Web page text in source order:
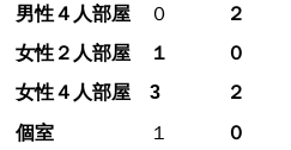
男性４人部屋 ０
２
女性２人部屋 １
０
女性４人部屋 3
２
個室
１
０